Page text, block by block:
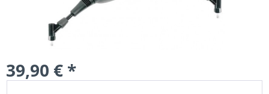
39,90 € *